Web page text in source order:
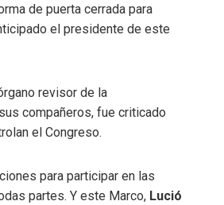
de puerta cerrada para
el presidente de este
revisor de la
compañeros, fue criticado
el Congreso.
para participar en las
partes. Y este Marco, Lució